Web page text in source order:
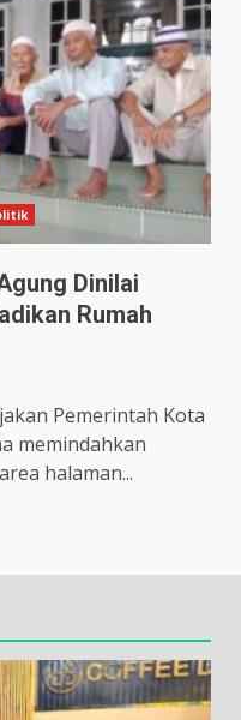
Dinilai
Rumah
Pemerintah Kota
memindahkan
halaman...